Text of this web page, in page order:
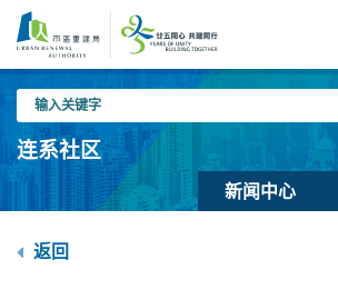
要
入
关
键
连系社区
新闻中心
返回